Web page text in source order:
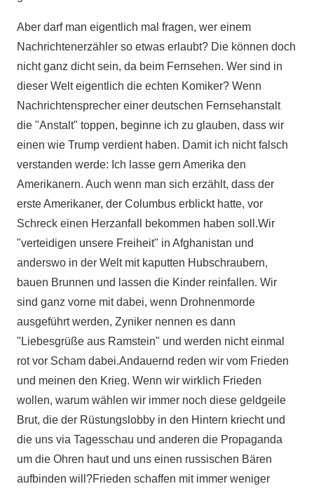
Aber darf man eigentlich mal fragen, wer einem
Nachrichtenerzähler so etwas erlaubt? Die können doch
nicht ganz dicht sein, da beim Fernsehen. Wer sind in
dieser Welt eigentlich die echten Komiker? Wenn
Nachrichtensprecher einer deutschen Fernsehanstalt
die "Anstalt" toppen, beginne ich zu glauben, dass wir
einen wie Trump verdient haben. Damit ich nicht falsch
verstanden werde: Ich lasse gern Amerika den
Amerikanern. Auch wenn man sich erzählt, dass der
erste Amerikaner, der Columbus erblickt hatte, vor
Schreck einen Herzanfall bekommen haben soll.Wir
"verteidigen unsere Freiheit" in Afghanistan und
anderswo in der Welt mit kaputten Hubschraubern,
bauen Brunnen und lassen die Kinder reinfallen. Wir
sind ganz vorne mit dabei, wenn Drohnenmorde
ausgeführt werden, Zyniker nennen es dann
"Liebesgrüße aus Ramstein" und werden nicht einmal
rot vor Scham dabei.Andauernd reden wir vom Frieden
und meinen den Krieg. Wenn wir wirklich Frieden
wollen, warum wählen wir immer noch diese geldgeile
Brut, die der Rüstungslobby in den Hintern kriecht und
die uns via Tagesschau und anderen die Propaganda
um die Ohren haut und uns einen russischen Bären
aufbinden will?Frieden schaffen mit immer weniger